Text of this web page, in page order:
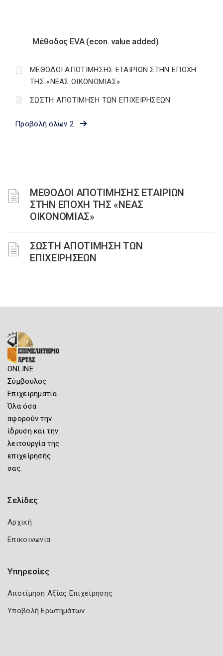
Μέθοδος EVA (econ. value added)
ΜΕΘΟΔΟΙ ΑΠΟΤΙΜΗΣΗΣ ΕΤΑΙΡΙΩΝ ΣΤΗΝ ΕΠΟΧΗ
ΤΗΣ «ΝΕΑΣ ΟΙΚΟΝΟΜΙΑΣ»
ΣΩΣΤΗ ΑΠΟΤΙΜΗΣΗ ΤΩΝ ΕΠΙΧΕΙΡΗΣΕΩΝ
Προβολή όλων 2
ΜΕΘΟΔΟΙ ΑΠΟΤΙΜΗΣΗΣ ΕΤΑΙΡΙΩΝ
ΣΤΗΝ ΕΠΟΧΗ ΤΗΣ «ΝΕΑΣ
ΟΙΚΟΝΟΜΙΑΣ»
ΣΩΣΤΗ ΑΠΟΤΙΜΗΣΗ ΤΩΝ
ΕΠΙΧΕΙΡΗΣΕΩΝ
ONLINE
Σύμβουλος
Επιχειρηματία
Όλα όσα
αφορούν την
ίδρυση και την
λειτουργία της
επιχείρησής
σας.
Σελίδες
Αρχική
Επικοινωνία
Υπηρεσίες
Αποτίμηση Αξίας Επιχείρησης
Υποβολή Ερωτημάτων